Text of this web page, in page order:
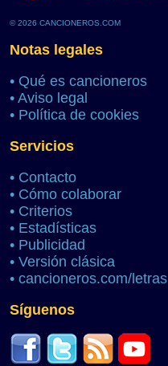
© 2026 CANCIONEROS.COM
Notas legales
• Qué es cancioneros
• Aviso legal
• Política de cookies
Servicios
• Contacto
• Cómo colaborar
• Criterios
• Estadísticas
• Publicidad
• Versión clásica
• cancioneros.com/letras
Síguenos